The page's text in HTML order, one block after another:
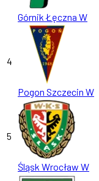
Górnik Łęczna W
4
Pogon Szczecin W
5
Śląsk Wrocław W